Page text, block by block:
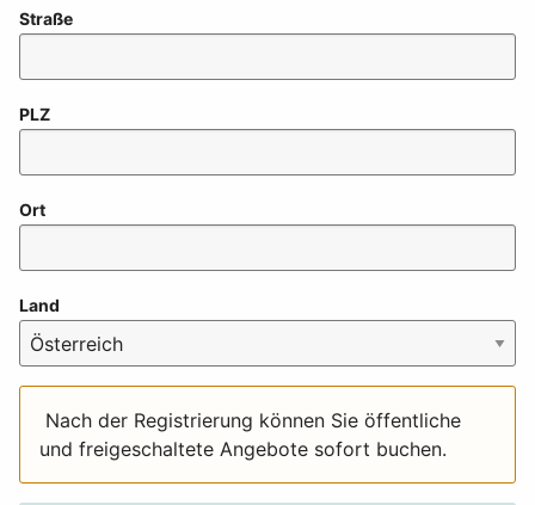
Straße
PLZ
Ort
Land
Nach der Registrierung können Sie öffentliche
und freigeschaltete Angebote sofort buchen.